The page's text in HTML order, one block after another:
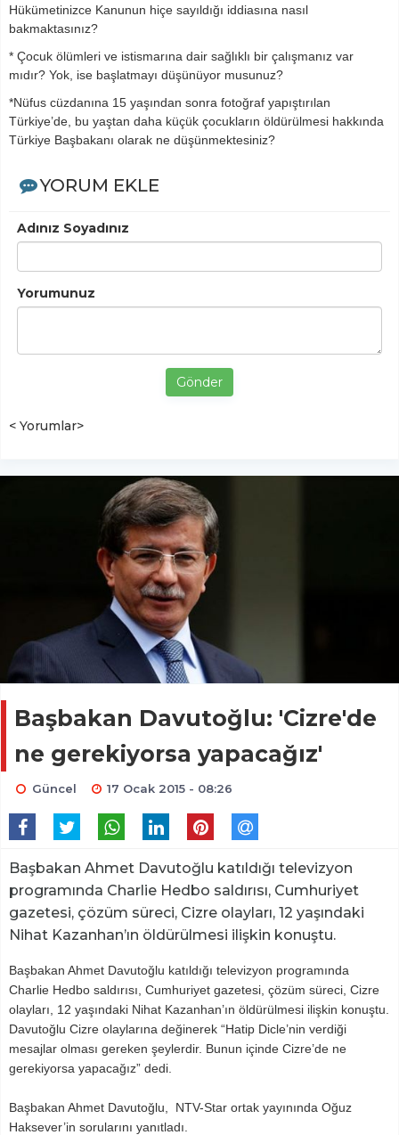
Hükümetinizce Kanunun hiçe sayıldığı iddiasına nasıl
bakmaktasınız?
* Çocuk ölümleri ve istismarına dair sağlıklı bir çalışmanız var
mıdır? Yok, ise başlatmayı düşünüyor musunuz?
*Nüfus cüzdanına 15 yaşından sonra fotoğraf yapıştırılan
Türkiye’de, bu yaştan daha küçük çocukların öldürülmesi hakkında
Türkiye Başbakanı olarak ne düşünmektesiniz?
YORUM EKLE
Adınız Soyadınız
Yorumunuz
Gönder
< Yorumlar>
Başbakan Davutoğlu: 'Cizre'de
ne gerekiyorsa yapacağız'
Güncel 17 Ocak 2015 - 08:26
Başbakan Ahmet Davutoğlu katıldığı televizyon
programında Charlie Hedbo saldırısı, Cumhuriyet
gazetesi, çözüm süreci, Cizre olayları, 12 yaşındaki
Nihat Kazanhan’ın öldürülmesi ilişkin konuştu.
Başbakan Ahmet Davutoğlu katıldığı televizyon programında
Charlie Hedbo saldırısı, Cumhuriyet gazetesi, çözüm süreci, Cizre
olayları, 12 yaşındaki Nihat Kazanhan’ın öldürülmesi ilişkin konuştu.
Davutoğlu Cizre olaylarına değinerek “Hatip Dicle’nin verdiği
mesajlar olması gereken şeylerdir. Bunun içinde Cizre’de ne
gerekiyorsa yapacağız” dedi.
Başbakan Ahmet Davutoğlu, NTV-Star ortak yayınında Oğuz
Haksever’in sorularını yanıtladı.